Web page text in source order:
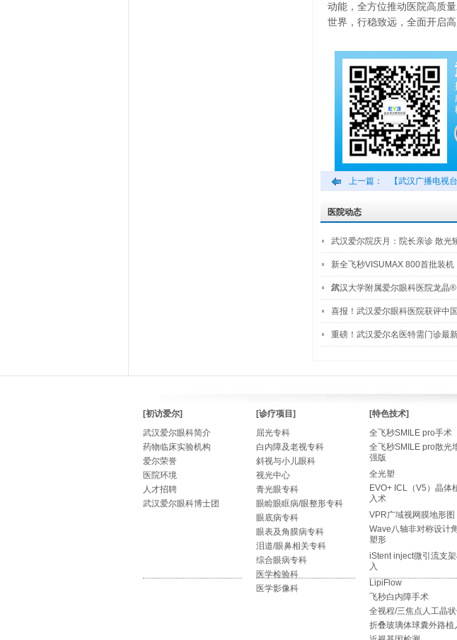
动能，全方位推动医院高质
世界，行稳致远，全面开启高
上一篇： 【武汉广播电视
医院动态
武汉爱尔院庆月：院长亲诊 散光
新全飞秒VISUMAX 800首批装机
尔…
武汉大学附属爱尔眼科医院龙晶
喜报！武汉爱尔眼科医院获评中
重磅！武汉爱尔名医特需门诊最
[初访爱尔]
武汉爱尔眼科简介
药物临床实验机构
爱尔荣誉
医院环境
人才招聘
武汉爱尔眼科博士团
[诊疗项目]
屈光专科
白内障及老视专科
斜视与小儿眼科
视光中心
青光眼专科
眼睑眼眶病/眼整形专科
眼底病专科
眼表及角膜病专科
泪道/眼鼻相关专科
综合眼病专科
医学检验科
医学影像科
[特色技术]
全飞秒SMILE pro手术
全飞秒SMILE pro散光
强版
全光塑
EVO+ ICL（V5）晶体
入术
VPR广域视网膜地形图
Wave八轴非对称设计
塑形
iStent inject微引流支
入
LipiFlow
飞秒白内障手术
全视程/三焦点人工晶
折叠玻璃体球囊外路植